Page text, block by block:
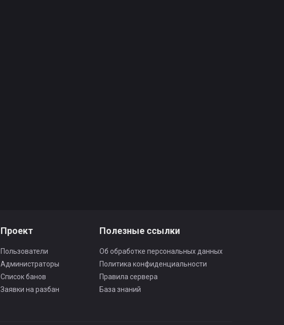
Проект
Пользователи
Администраторы
Список банов
Заявки на разбан
Полезные ссылки
Об обработке персональных данных
Политика конфиденциальности
Правила сервера
База знаний